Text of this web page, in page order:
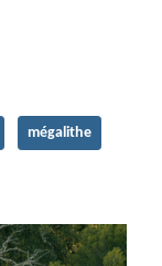
mégalithe